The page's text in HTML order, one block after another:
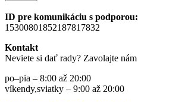
ID pre komunikáciu s podporou:
15300801852187817832
Kontakt
Neviete si dať rady? Zavolajte nám
po–pia – 8:00 až 20:00
víkendy,sviatky – 9:00 až 20:00